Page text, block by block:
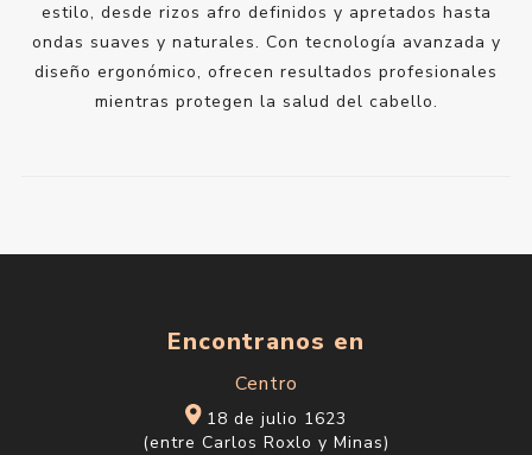
estilo, desde rizos afro definidos y apretados hasta
ondas suaves y naturales. Con tecnología avanzada y
diseño ergonómico, ofrecen resultados profesionales
mientras protegen la salud del cabello.
Encontranos en
Centro
18 de julio 1623
(entre Carlos Roxlo y Minas)